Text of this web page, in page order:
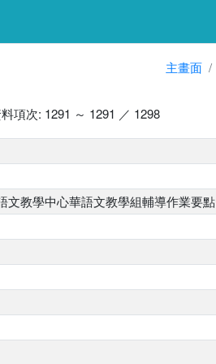
主畫面
項次: 1291 ～ 1291 ／ 1298
文教學中心華語文教學組輔導作業要點